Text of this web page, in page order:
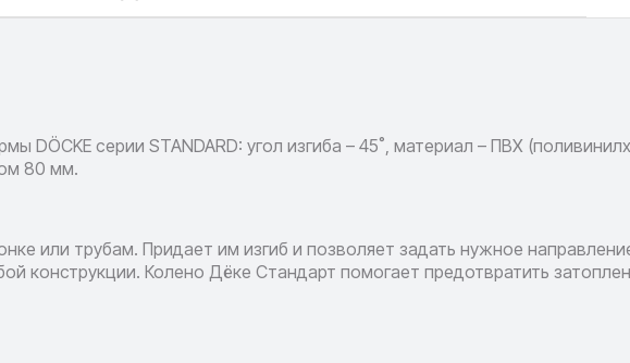
DÖCKE серии STANDARD: угол изгиба – 45˚, материал – ПВХ
80 мм.
или трубам. Придает им изгиб и позволяет задать нужное
конструкции. Колено Дёке Стандарт помогает предотвратить